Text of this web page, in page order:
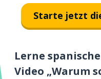
Starte jetzt
Lerne
Video „Warum